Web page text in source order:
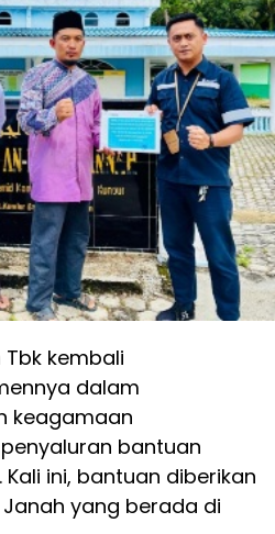
kembali
dalam
keagamaan
bantuan
ini, bantuan diberikan
yang berada di